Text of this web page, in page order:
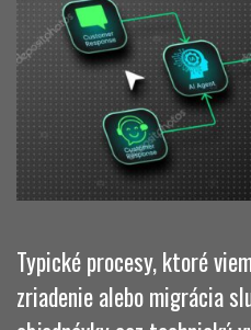
Typické procesy, ktoré
zriadenie alebo migrácia